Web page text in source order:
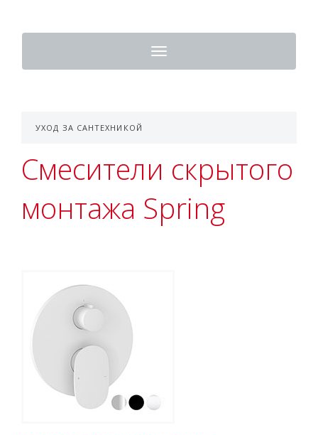
Toggle
navigation
УХОД ЗА САНТЕХНИКОЙ
Смесители скрытого
монтажа Spring